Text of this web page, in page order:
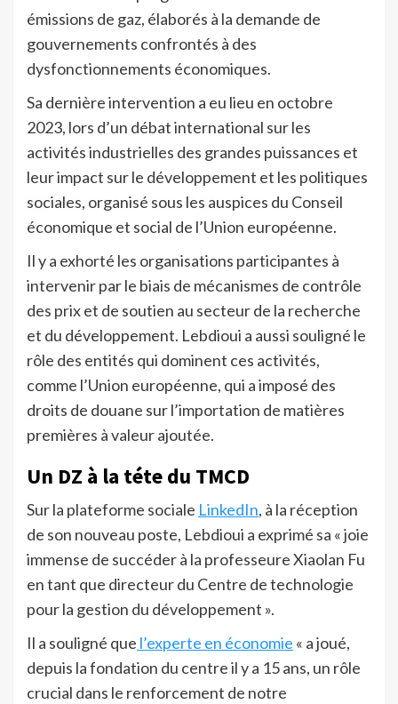
émissions de gaz, élaborés à la demande de
gouvernements confrontés à des
dysfonctionnements économiques.
Sa dernière intervention a eu lieu en octobre
2023, lors d’un débat international sur les
activités industrielles des grandes puissances et
leur impact sur le développement et les politiques
sociales, organisé sous les auspices du Conseil
économique et social de l’Union européenne.
Il y a exhorté les organisations participantes à
intervenir par le biais de mécanismes de contrôle
des prix et de soutien au secteur de la recherche
et du développement. Lebdioui a aussi souligné le
rôle des entités qui dominent ces activités,
comme l’Union européenne, qui a imposé des
droits de douane sur l’importation de matières
premières à valeur ajoutée.
Un DZ à la téte du TMCD
Sur la plateforme sociale LinkedIn, à la réception
de son nouveau poste, Lebdioui a exprimé sa « joie
immense de succéder à la professeure Xiaolan Fu
en tant que directeur du Centre de technologie
pour la gestion du développement ».
Il a souligné que l’experte en économie « a joué,
depuis la fondation du centre il y a 15 ans, un rôle
crucial dans le renforcement de notre